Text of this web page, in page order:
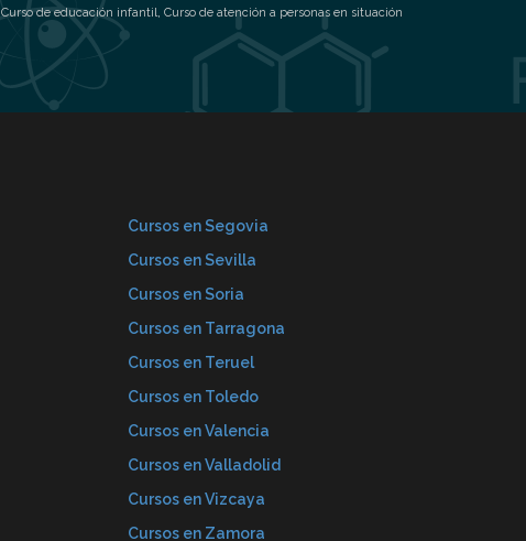
Curso de educación infantil, Curso de atención a personas en situación
Cursos en Segovia
Cursos en Sevilla
Cursos en Soria
Cursos en Tarragona
Cursos en Teruel
Cursos en Toledo
Cursos en Valencia
Cursos en Valladolid
Cursos en Vizcaya
Cursos en Zamora